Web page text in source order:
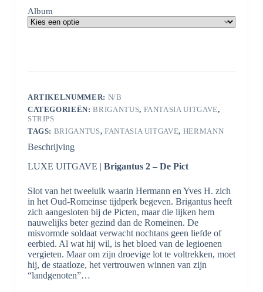
Album
ARTIKELNUMMER: N/B
CATEGORIEËN:BRIGANTUS, FANTASIA UITGAVE,
STRIPS
TAGS: BRIGANTUS, FANTASIA UITGAVE, HERMANN
Beschrijving
LUXE UITGAVE | Brigantus 2 – De Pict
Slot van het tweeluik waarin Hermann en Yves H. zich
in het Oud-Romeinse tijdperk begeven. Brigantus heeft
zich aangesloten bij de Picten, maar die lijken hem
nauwelijks beter gezind dan de Romeinen. De
misvormde soldaat verwacht nochtans geen liefde of
eerbied. Al wat hij wil, is het bloed van de legioenen
vergieten. Maar om zijn droevige lot te voltrekken, moet
hij, de staatloze, het vertrouwen winnen van zijn
“landgenoten”…